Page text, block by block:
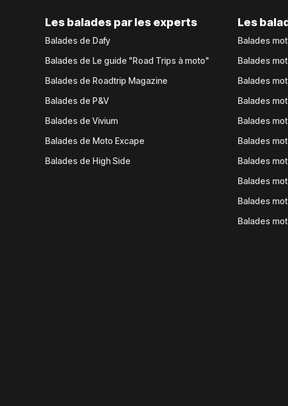
Les balades par les experts
Balades de Dafy
Balades de Le guide "Road Trips à moto"
Balades de Roadtrip Magazine
Balades de P&V
Balades de Vivium
Balades de Moto Excape
Balades de High Side
Les
Balades
Balades
Balades
Balades
Balades
Balades
Balades
Balades
Balades
Balades